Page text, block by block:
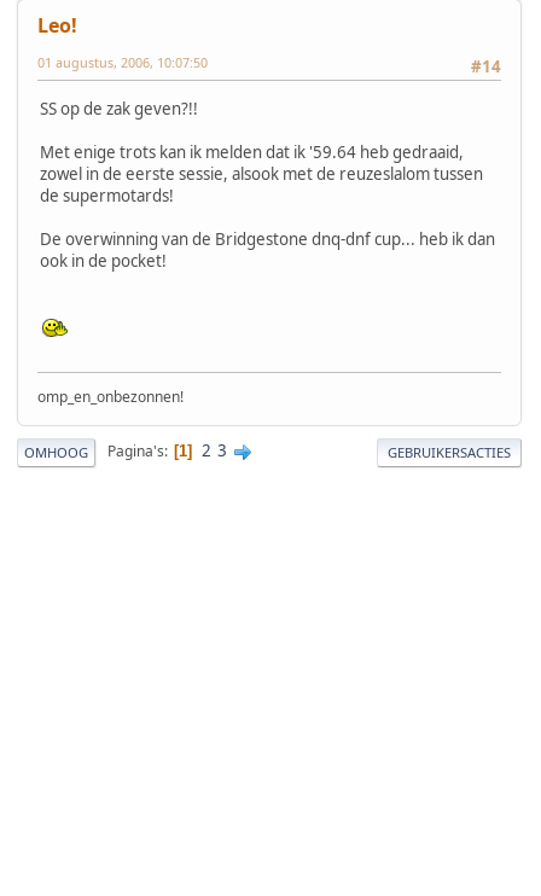
Leo!
#14
01 augustus, 2006, 10:07:50
SS op de zak geven?!!
Met enige trots kan ik melden dat ik '59.64 heb gedraaid,
zowel in de eerste sessie, alsook met de reuzeslalom tussen
de supermotards!
De overwinning van de Bridgestone dnq-dnf cup... heb ik dan
ook in de pocket!
omp_en_onbezonnen!
OMHOOG Pagina's 1 2 3 GEBRUIKERSACTIES